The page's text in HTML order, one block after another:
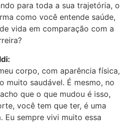
para toda a sua trajetória, o
como você entende saúde,
vida em comparação com a
corpo, com aparência física,
muito saudável. É mesmo, no
que o que mudou é isso,
você tem que ter, é uma
Eu sempre vivi muito essa